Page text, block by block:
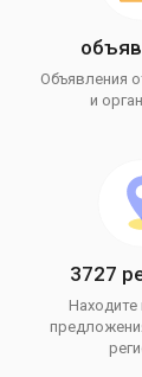
Объявления
и
3727